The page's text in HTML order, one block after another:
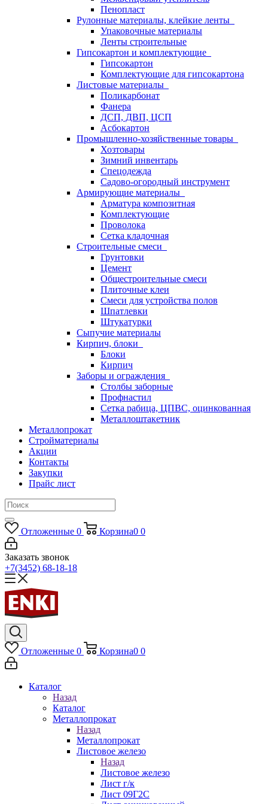
Пенопласт
Рулонные материалы, клейкие ленты
Упаковочные материалы
Ленты строительные
Гипсокартон и комплектующие
Гипсокартон
Комплектующие для гипсокартона
Листовые материалы
Поликарбонат
Фанера
ДСП, ДВП, ЦСП
Асбокартон
Промышленно-хозяйственные товары
Хозтовары
Зимний инвентарь
Спецодежда
Садово-огородный инструмент
Армирующие материалы
Арматура композитная
Комплектующие
Проволока
Сетка кладочная
Строительные смеси
Грунтовки
Цемент
Общестроительные смеси
Плиточные клеи
Смеси для устройства полов
Шпатлевки
Штукатурки
Сыпучие материалы
Кирпич, блоки
Блоки
Кирпич
Заборы и ограждения
Столбы заборные
Профнастил
Сетка рабица, ЦПВС, оцинкованная
Металлоштакетник
Металлопрокат
Стройматериалы
Акции
Контакты
Закупки
Прайс лист
Отложенные 0 Корзина0 0
Заказать звонок
+7(3452) 68-18-18
Отложенные 0 Корзина0 0
Каталог
Назад
Каталог
Металлопрокат
Назад
Металлопрокат
Листовое железо
Назад
Листовое железо
Лист г/к
Лист 09Г2С